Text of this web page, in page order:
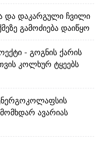
და დაკარგული ჩვილი
გამოძიება დაიწყო
- გოგნის ქარის
კოლხურ ტყეებს
ავარიას